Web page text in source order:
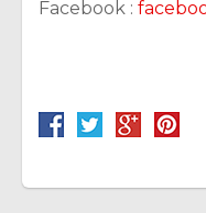
Facebook :